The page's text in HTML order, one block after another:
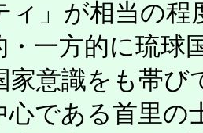
ィ」が相当の
・一方的に琉
家意識をも帯
心である首里